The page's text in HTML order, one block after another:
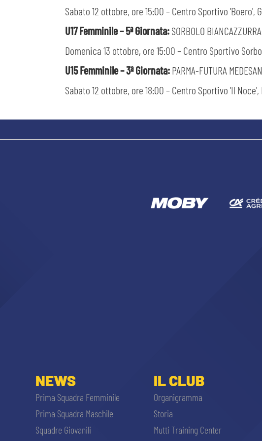
Sabato 12 ottobre, ore 15:00 – Centro Sportivo 'Boero',
U17 Femminile – 5ª Giornata:SORBOLO
Domenica 13 ottobre, ore 15:00 – Centro Sportivo
U15 Femminile – 3ª Giornata:PARMA-FUTURA
Sabato 12 ottobre, ore 18:00 – Centro Sportivo 'Il Noce',
NEWS
Prima Squadra Femminile
Prima Squadra Maschile
Squadre Giovanili
IL CLUB
Organigramma
Storia
Mutti Training Center